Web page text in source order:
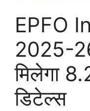
EPFO
2025-
मिलेगा
डिटेल्स